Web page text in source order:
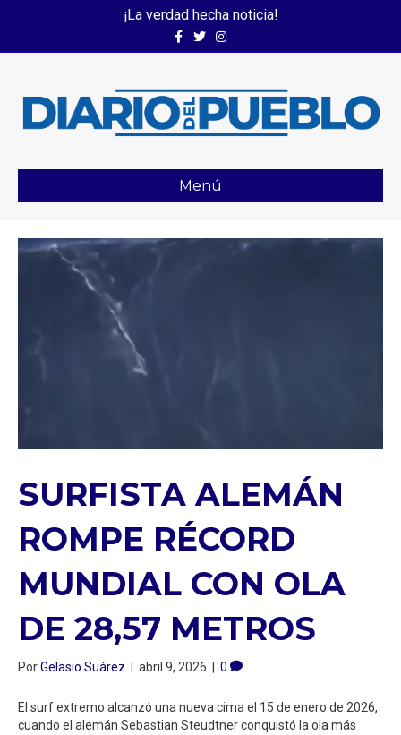
¡La verdad hecha noticia!
FacebookTwitterInstagram
Menú
SURFISTA ALEMÁN
ROMPE RÉCORD
MUNDIAL CON OLA
DE 28,57 METROS
PorGelasio Suárez abril 9, 2026 0
El surf extremo alcanzó una nueva cima el 15 de enero de 2026,
cuando el alemán Sebastian Steudtner conquistó la ola más